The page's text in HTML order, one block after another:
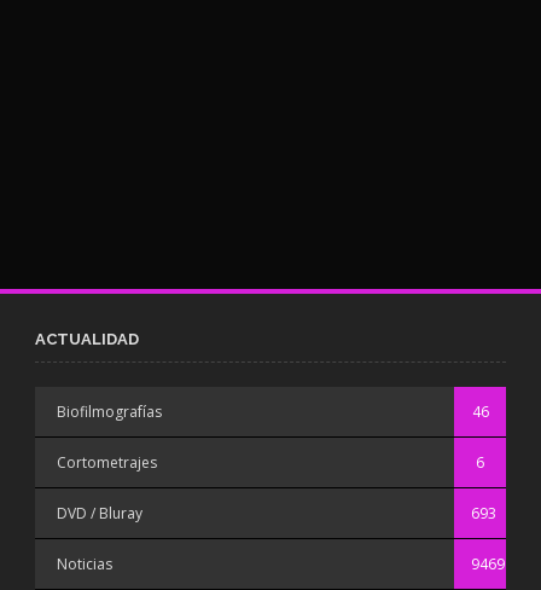
ACTUALIDAD
Biofilmografías 46
Cortometrajes 6
DVD / Bluray 693
Noticias 9469